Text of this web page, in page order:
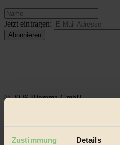
Zustimmung Details
Jetzt eintragen:
© 2026 Biorama GmbH
Datenschutz